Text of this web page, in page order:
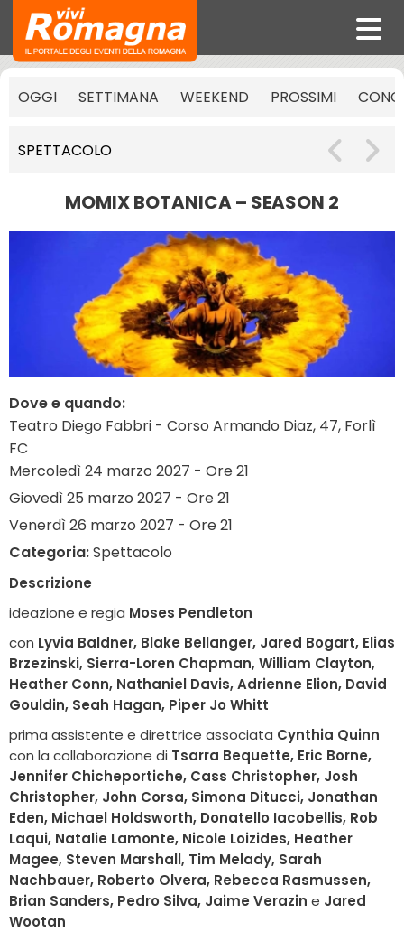
OGGI SETTIMANA WEEKEND PROSSIMI
SPETTACOLO
MOMIX BOTANICA – SEASON 2
Dove e quando:
Teatro Diego Fabbri - Corso Armando Diaz, 47, Forlì
FC
Mercoledì 24 marzo 2027 - Ore 21
Giovedì 25 marzo 2027 - Ore 21
Venerdì 26 marzo 2027 - Ore 21
Categoria:Spettacolo
Descrizione
ideazione e regia Moses Pendleton
con Lyvia Baldner, Blake Bellanger, Jared Bogart, Elias
Brzezinski, Sierra-Loren Chapman, William Clayton,
Heather Conn, Nathaniel Davis, Adrienne Elion, David
Gouldin, Seah Hagan, Piper Jo Whitt
prima assistente e direttrice associata Cynthia Quinn
con la collaborazione di Tsarra Bequette, Eric Borne,
Jennifer Chicheportiche, Cass Christopher, Josh
Christopher, John Corsa, Simona Ditucci, Jonathan
Eden, Michael Holdsworth, Donatello Iacobellis, Rob
Laqui, Natalie Lamonte, Nicole Loizides, Heather
Magee, Steven Marshall, Tim Melady, Sarah
Nachbauer, Roberto Olvera, Rebecca Rasmussen,
Brian Sanders, Pedro Silva, Jaime Verazin e Jared
Wootan